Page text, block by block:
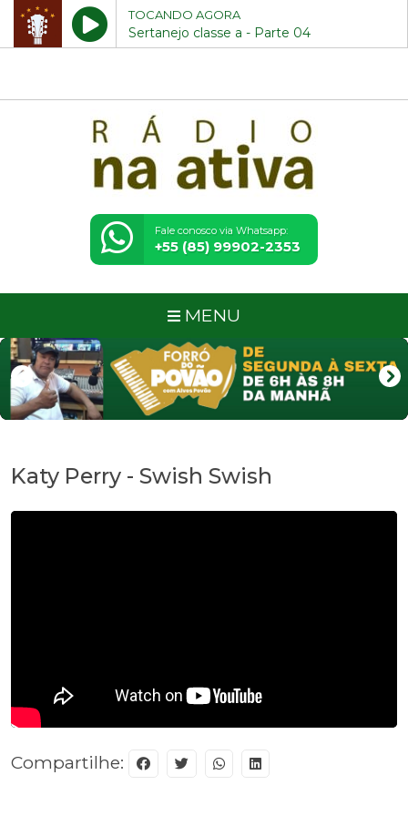
" />" /> " />" /> Rádio Na Ativa - Sempre com
você aonde você estiver
TOCANDO AGORA
Sertanejo classe a - Parte 04
Fale conosco via Whatsapp:
+55 (85) 99902-2353
MENU
Katy Perry - Swish Swish
Compartilhe: